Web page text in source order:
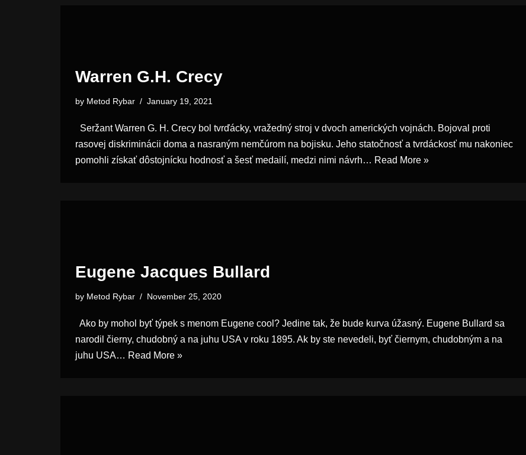
Warren G.H. Crecy
by Metod Rybar January 19, 2021
Seržant Warren G. H. Crecy bol tvrďácky, vražedný stroj v dvoch amerických vojnách. Bojoval proti
rasovej diskriminácii doma a nasraným nemčúrom na bojisku. Jeho statočnosť a tvrdáckosť mu nakoniec
pomohli získať dôstojnícku hodnosť a šesť medailí, medzi nimi návrh… Read More »
Eugene Jacques Bullard
by Metod Rybar November 25, 2020
Ako by mohol byť týpek s menom Eugene cool? Jedine tak, že bude kurva úžasný. Eugene Bullard sa
narodil čierny, chudobný a na juhu USA v roku 1895. Ak by ste nevedeli, byť čiernym, chudobným a na
juhu USA… Read More »